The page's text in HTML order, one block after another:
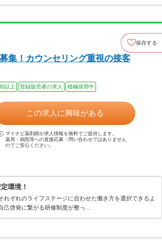
保存する
集！カウンセリング重視の接客
以上 登録販売者の求人 積極採用中
この求人に興味がある
マイナビ薬剤師が求人情報を無料でご提供します。
薬局・病院等への直接応募・問い合わせではありません
のでご安心ください。
環境！
ぞれのライフステージに合わせた働き方を選択できるよ
己啓発に繋がる研修制度が整っ…